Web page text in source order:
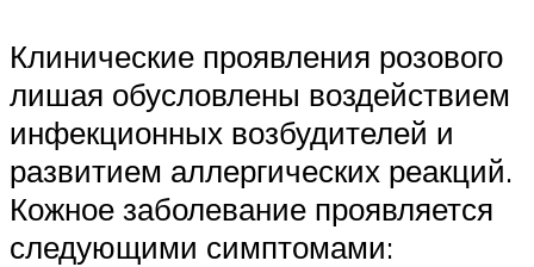
Клинические проявления розового
лишая обусловлены воздействием
инфекционных возбудителей и
развитием аллергических реакций.
Кожное заболевание проявляется
следующими симптомами: